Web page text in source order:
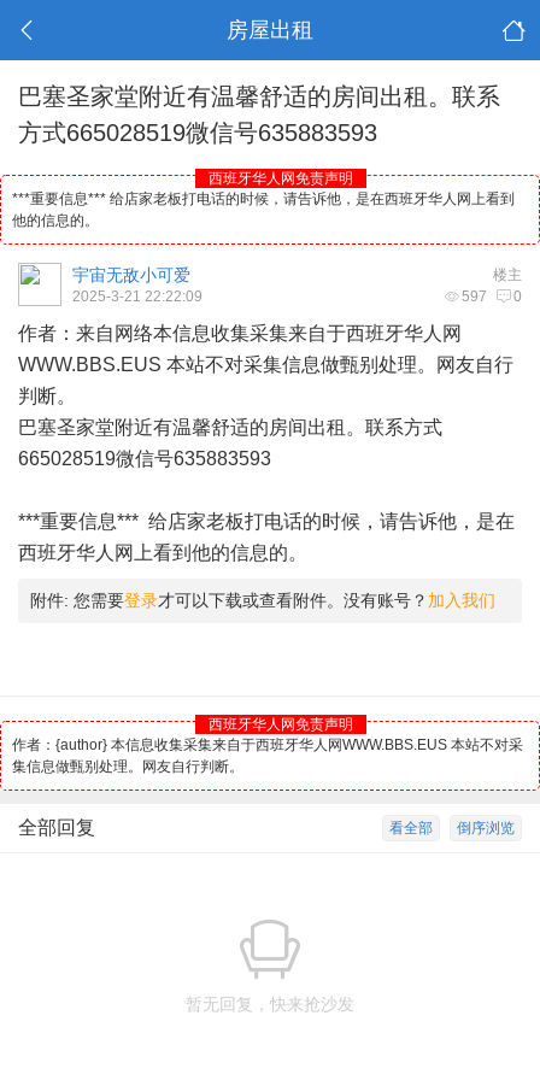
房屋出租
巴塞圣家堂附近有温馨舒适的房间出租。联系
方式665028519微信号635883593
西班牙华人网免责声明
***重要信息*** 给店家老板打电话的时候，请告诉他，是在西班牙华人网上看到
他的信息的。
楼主
宇宙无敌小可爱
597 0
2025-3-21 22:22:09
作者：来自网络本信息收集采集来自于西班牙华人 网
WWW.BBS.EUS 本站不对采集信息做甄别处理。网友自行
判断。
巴塞圣家堂附近有温馨舒适的房间出租。联系方式
665028519微信号635883593
***重要信息*** 给店家老板打电话的时候，请告诉他，是在
西班牙华人网上看到他的信息的。
附件: 您需要登录才可以下载或查看附件。没有账号？ 加入我们
西班牙华人网免责声明
作者：{author} 本信息收集采集来自于西班牙华人网WWW.BBS.EUS 本站不对采
集信息做甄别处理。网友自行判断。
倒序浏览
看全部
全部回复
暂无回复，快来抢沙发